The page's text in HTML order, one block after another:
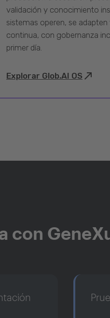
validación y conocimiento
sistemas operen, se
continua, con gobernanza
primer día.
Explorar Glob.AI OS
con